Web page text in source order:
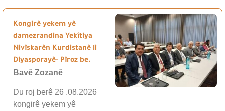
Kongirê yekem yê
damezrandina Yekîtiya
Nivîskarên Kurdistanê li
Diyasporayê- Pîroz be.
Bavê Zozanê
Du roj berê 26 .08.2026
kongirê yekem yê